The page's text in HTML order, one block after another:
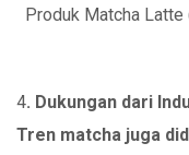
Produk Matcha
4. Dukungan dari
Tren matcha juga